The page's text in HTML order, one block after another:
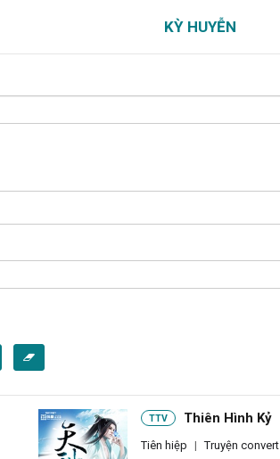
KỲ HUYỄN
TTV Thiên Hình Kỷ
Tiên hiệp |
Truyện convert